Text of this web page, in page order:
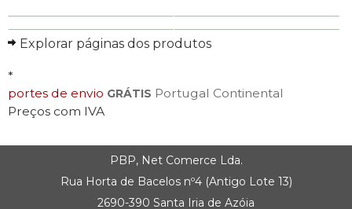
Explorar páginas dos produtos
*
portes de envio GRÁTIS Portugal Continental
Preços com IVA
PBP, Net Comerce Lda.
Rua Horta de Bacelos nº4 (Antigo Lote 13)
2690-390 Santa Iria de Azóia